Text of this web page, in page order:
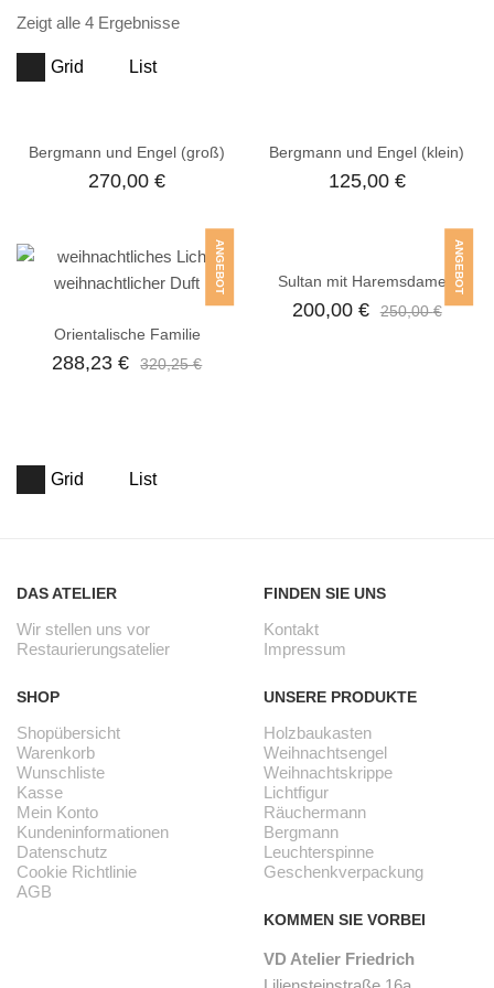
Zeigt alle 4 Ergebnisse
Grid List
Bergmann und Engel (groß)
270,00€
Bergmann und Engel (klein)
125,00 €
ANGEBOT
Orientalische Familie
288,23€ 320,25€
ANGEBOT
Sultan mit Haremsdamen
200,00 € 250,00€
Grid List
DAS ATELIER
Wir stellen uns vor
Restaurierungsatelier
SHOP
Shopübersicht
Warenkorb
Wunschliste
Kasse
Mein Konto
Kundeninformationen
Datenschutz
Cookie Richtlinie
AGB
FINDEN SIE UNS
Kontakt
Impressum
UNSERE PRODUKTE
Holzbaukasten
Weihnachtsengel
Weihnachtskrippe
Lichtfigur
Räuchermann
Bergmann
Leuchterspinne
Geschenkverpackung
KOMMEN SIE VORBEI
VD Atelier Friedrich